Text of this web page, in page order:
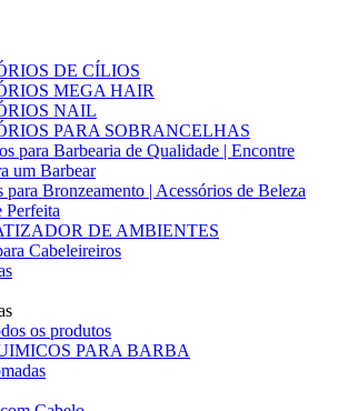
DE CÍLIOS
MEGA HAIR
NAIL
PARA SOBRANCELHAS
para Barbearia de Qualidade | Encontre
um Barbear
para Bronzeamento | Acessórios de Beleza
Perfeita
DE AMBIENTES
Cabeleireiros
os produtos
PARA BARBA